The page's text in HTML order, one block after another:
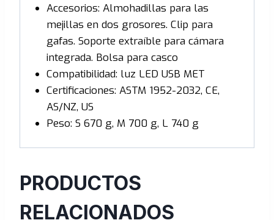
Accesorios: Almohadillas para las
mejillas en dos grosores. Clip para
gafas. Soporte extraíble para cámara
integrada. Bolsa para casco
Compatibilidad: luz LED USB MET
Certificaciones: ASTM 1952-2032, CE,
AS/NZ, US
Peso: S 670 g, M 700 g, L 740 g
PRODUCTOS
RELACIONADOS